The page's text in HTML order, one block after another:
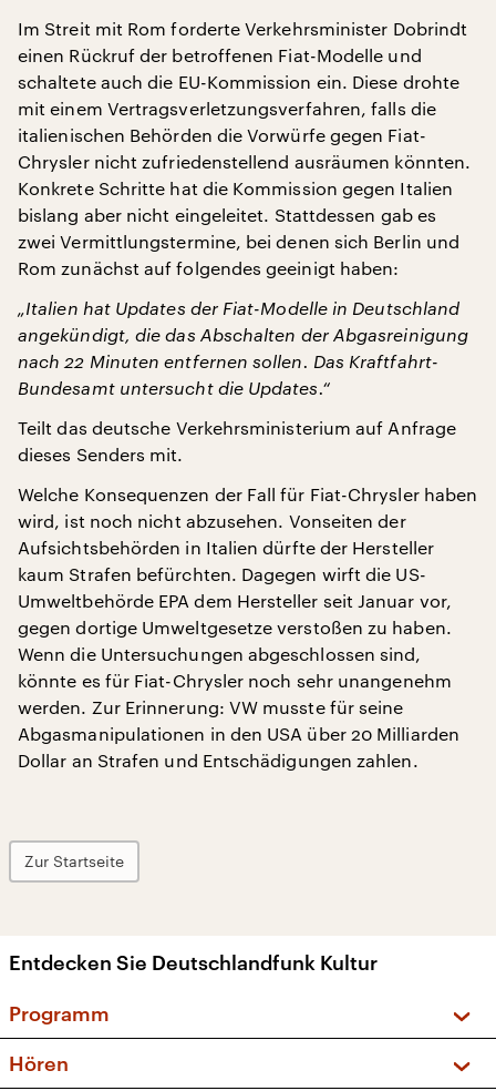
Im Streit mit Rom forderte Verkehrsminister Dobrindt
einen Rückruf der betroffenen Fiat-Modelle und
schaltete auch die EU-Kommission ein. Diese drohte
mit einem Vertragsverletzungsverfahren, falls die
italienischen Behörden die Vorwürfe gegen Fiat-
Chrysler nicht zufriedenstellend ausräumen könnten.
Konkrete Schritte hat die Kommission gegen Italien
bislang aber nicht eingeleitet. Stattdessen gab es
zwei Vermittlungstermine, bei denen sich Berlin und
Rom zunächst auf folgendes geeinigt haben:
„Italien hat Updates der Fiat-Modelle in Deutschland
angekündigt, die das Abschalten der Abgasreinigung
nach 22 Minuten entfernen sollen. Das Kraftfahrt-
Bundesamt untersucht die Updates.“
Teilt das deutsche Verkehrsministerium auf Anfrage
dieses Senders mit.
Welche Konsequenzen der Fall für Fiat-Chrysler haben
wird, ist noch nicht abzusehen. Vonseiten der
Aufsichtsbehörden in Italien dürfte der Hersteller
kaum Strafen befürchten. Dagegen wirft die US-
Umweltbehörde EPA dem Hersteller seit Januar vor,
gegen dortige Umweltgesetze verstoßen zu haben.
Wenn die Untersuchungen abgeschlossen sind,
könnte es für Fiat-Chrysler noch sehr unangenehm
werden. Zur Erinnerung: VW musste für seine
Abgasmanipulationen in den USA über 20 Milliarden
Dollar an Strafen und Entschädigungen zahlen.
Zur Startseite
Entdecken Sie Deutschlandfunk Kultur
Programm
Hören